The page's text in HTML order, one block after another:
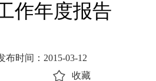
作年度报告
布时间：2015-03-12
收藏